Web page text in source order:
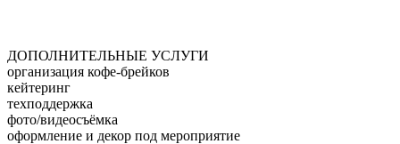
ДОПОЛНИТЕЛЬНЫЕ УСЛУГИ
организация кофе-брейков
кейтеринг
техподдержка
фото/видеосъёмка
оформление и декор под мероприятие